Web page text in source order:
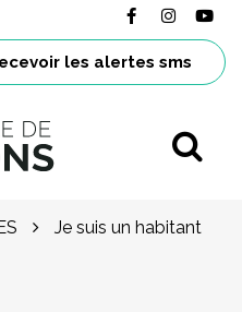
Lien vers le
Lien
les alertes sms
la ville de Lons (64)
Je suis un habitant